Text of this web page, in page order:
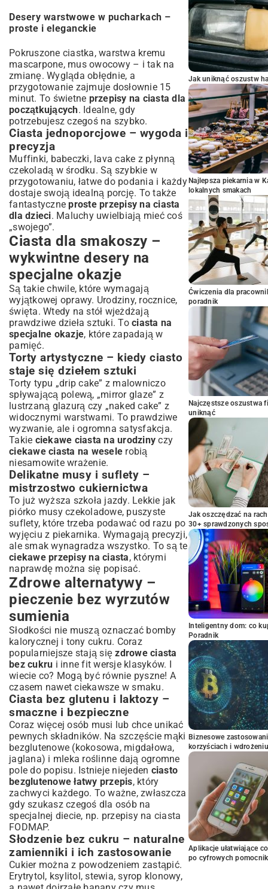
Desery warstwowe w pucharkach –
proste i eleganckie
Pokruszone ciastka, warstwa kremu
mascarpone, mus owocowy – i tak na
zmianę. Wygląda obłędnie, a
przygotowanie zajmuje dosłownie 15
minut. To świetne przepisy na ciasta dla
początkujących. Idealne, gdy
potrzebujesz czegoś na szybko.
Ciasta jednoporcjowe – wygoda i
precyzja
Muffinki, babeczki, lava cake z płynną
czekoladą w środku. Są szybkie w
przygotowaniu, łatwe do podania i każdy
dostaje swoją idealną porcję. To także
fantastyczneproste przepisy na ciasta
dla dzieci. Maluchy uwielbiają mieć coś
„swojego”.
Ciasta dla smakoszy –
wykwintne desery na
specjalne okazje
Są takie chwile, które wymagają
wyjątkowej oprawy. Urodziny, rocznice,
święta. Wtedy na stół wjeżdżają
prawdziwe dzieła sztuki. To ciasta na
specjalne okazje, które zapadają w
pamięć.
Torty artystyczne – kiedy ciasto
staje się dziełem sztuki
Torty typu „drip cake” z malowniczo
spływającą polewą, „mirror glaze” z
lustrzaną glazurą czy „naked cake” z
widocznymi warstwami. To prawdziwe
wyzwanie, ale i ogromna satysfakcja.
Takie ciekawe ciasta na urodziny czy
ciekawe ciasta na wesele robią
niesamowite wrażenie.
Delikatne musy i suflety –
mistrzostwo cukiernictwa
To już wyższa szkoła jazdy. Lekkie jak
piórko musy czekoladowe, puszyste
suflety, które trzeba podawać od razu po
wyjęciu z piekarnika. Wymagają precyzji,
ale smak wynagradza wszystko. To są te
ciekawe przepisy na ciasta, którymi
naprawdę można się popisać.
Zdrowe alternatywy –
pieczenie bez wyrzutów
sumienia
Słodkości nie muszą oznaczać bomby
kalorycznej i tony cukru. Coraz
popularniejsze stają sięzdrowe ciasta
bez cukru i inne fit wersje klasyków. I
wiecie co? Mogą być równie pyszne! A
czasem nawet ciekawsze w smaku.
Ciasta bez glutenu i laktozy –
smaczne i bezpieczne
Coraz więcej osób musi lub chce unikać
pewnych składników. Na szczęście mąki
bezglutenowe (kokosowa, migdałowa,
jaglana) i mleka roślinne dają ogromne
pole do popisu. Istnieje niejeden ciasto
bezglutenowe łatwy przepis, który
zachwyci każdego. To ważne, zwłaszcza
gdy szukasz czegoś dla osób na
specjalnej diecie, np. przepisy na ciasta
FODMAP.
Słodzenie bez cukru – naturalne
zamienniki i ich zastosowanie
Cukier można z powodzeniem zastąpić.
Erytrytol, ksylitol, stewia, syrop klonowy,
Jak uniknąć oszustw
Najlepsza piekarnia w
lokalnych smakach
Ćwiczenia dla
poradnik
Najczęstsze oszustwa
uniknąć
Jak oszczędzać na
30+ sprawdzonych
Inteligentny dom: co
Poradnik
Biznesowe
korzyściach i wdrożeniu
Aplikacje ułatwiające
po cyfrowych